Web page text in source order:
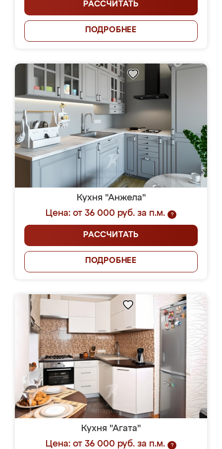
РАССЧИТАТЬ
ПОДРОБНЕЕ
Кухня "Анжела"
Цена: от 36 000 руб. за п.м.
?
РАССЧИТАТЬ
ПОДРОБНЕЕ
Кухня "Агата"
Цена: от 36 000 руб. за п.м.
?